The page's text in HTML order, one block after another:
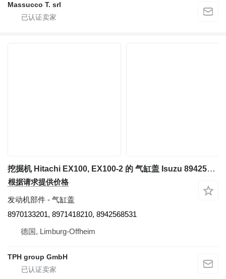
Massucco T. srl
挖掘机 Hitachi EX100, EX100-2 的 气缸盖 Isuzu 8942568531 Zylinderkopf 8970133201, 8971418210, XD Modelle 4BD1
根据请求提供价格
发动机部件 - 气缸盖
8970133201, 8971418210, 8942568531
德国, Limburg-Offheim
TPH group GmbH